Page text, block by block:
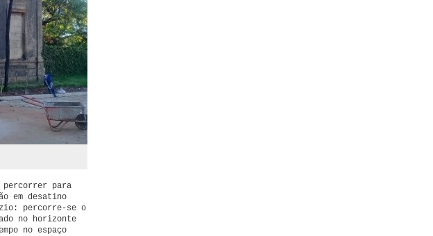
percorrer para
em desatino
percorre-se o
no horizonte
no espaço